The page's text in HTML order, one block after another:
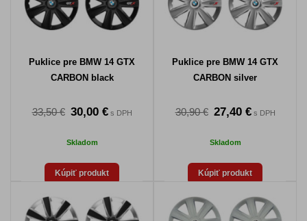
Puklice pre BMW 14 GTX
CARBON black
33,50 € 30,00 €s DPH
Skladom
Kúpiť produkt
Puklice pre BMW 14 GTX
CARBON silver
30,90 € 27,40 €s DPH
Skladom
Kúpiť produkt